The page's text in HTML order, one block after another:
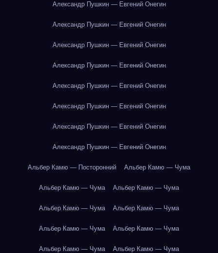
Александр Пушкин — Евгений Онегин
Александр Пушкин — Евгений Онегин
Александр Пушкин — Евгений Онегин
Александр Пушкин — Евгений Онегин
Александр Пушкин — Евгений Онегин
Александр Пушкин — Евгений Онегин
Александр Пушкин — Евгений Онегин
Александр Пушкин — Евгений Онегин
Альбер Камю — Посторонний Альбер Камю — Чума
Альбер Камю — Чума Альбер Камю — Чума
Альбер Камю — Чума Альбер Камю — Чума
Альбер Камю — Чума Альбер Камю — Чума
Альбер Камю — Чума Альбер Камю — Чума